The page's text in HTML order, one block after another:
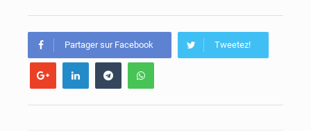
Partager sur Facebook Tweetez!